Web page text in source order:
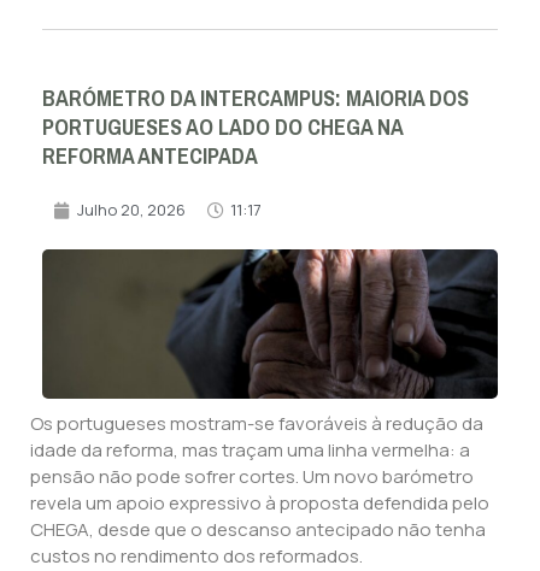
BARÓMETRO DA INTERCAMPUS: MAIORIA DOS
PORTUGUESES AO LADO DO CHEGA NA
REFORMA ANTECIPADA
Julho 20, 2026 11:17
Os portugueses mostram-se favoráveis à redução da
idade da reforma, mas traçam uma linha vermelha: a
pensão não pode sofrer cortes. Um novo barómetro
revela um apoio expressivo à proposta defendida pelo
CHEGA, desde que o descanso antecipado não tenha
custos no rendimento dos reformados.